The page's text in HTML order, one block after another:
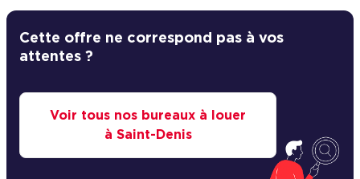
Cette offre ne correspond pas à vos
attentes ?
Voir tous nos bureaux à louer
à Saint-Denis